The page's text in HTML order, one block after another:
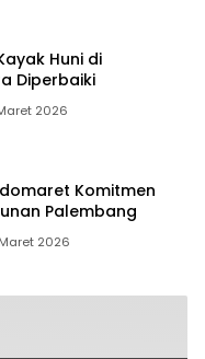
Huni di
Diperbaiki
2026
Komitmen
Palembang
2026